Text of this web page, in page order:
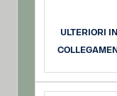
ULTERIORI